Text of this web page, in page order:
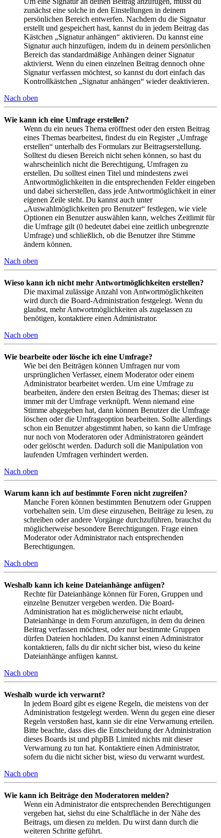
zunächst eine solche in den Einstellungen in deinem
persönlichen Bereich entwerfen. Nachdem du die Signatur
erstellt und gespeichert hast, kannst du in jedem Beitrag das
Kästchen „Signatur anhängen“ aktivieren. Du kannst eine
Signatur auch hinzufügen, indem du in deinem persönlichen
Bereich das standardmäßige Anhängen deiner Signatur
aktivierst. Wenn du einen einzelnen Beitrag dennoch ohne
Signatur verfassen möchtest, so kannst du dort einfach das
Kontrollkästchen „Signatur anhängen“ wieder deaktivieren.
Nach oben
Wie kann ich eine Umfrage erstellen?
Wenn du ein neues Thema eröffnest oder den ersten Beitrag
eines Themas bearbeitest, findest du ein Register „Umfrage
erstellen“ unterhalb des Formulars zur Beitragserstellung.
Solltest du diesen Bereich nicht sehen können, so hast du
wahrscheinlich nicht die Berechtigung, Umfragen zu
erstellen. Du solltest einen Titel und mindestens zwei
Antwortmöglichkeiten in die entsprechenden Felder eingeben
und dabei sicherstellen, dass jede Antwortmöglichkeit in einer
eigenen Zeile steht. Du kannst auch unter
„Auswahlmöglichkeiten pro Benutzer“ festlegen, wie viele
Optionen ein Benutzer auswählen kann, welches Zeitlimit für
die Umfrage gilt (0 bedeutet dabei eine zeitlich unbegrenzte
Umfrage) und schließlich, ob die Benutzer ihre Stimme
ändern können.
Nach oben
Wieso kann ich nicht mehr Antwortmöglichkeiten erstellen?
Die maximal zulässige Anzahl von Antwortmöglichkeiten
wird durch die Board-Administration festgelegt. Wenn du
glaubst, mehr Antwortmöglichkeiten als zugelassen zu
benötigen, kontaktiere einen Administrator.
Nach oben
Wie bearbeite oder lösche ich eine Umfrage?
Wie bei den Beiträgen können Umfragen nur vom
ursprünglichen Verfasser, einem Moderator oder einem
Administrator bearbeitet werden. Um eine Umfrage zu
bearbeiten, ändere den ersten Beitrag des Themas; dieser ist
immer mit der Umfrage verknüpft. Wenn niemand eine
Stimme abgegeben hat, dann können Benutzer die Umfrage
löschen oder die Umfrageoption bearbeiten. Sollte allerdings
schon ein Benutzer abgestimmt haben, so kann die Umfrage
nur noch von Moderatoren oder Administratoren geändert
oder gelöscht werden. Dadurch soll die Manipulation von
laufenden Umfragen verhindert werden.
Nach oben
Warum kann ich auf bestimmte Foren nicht zugreifen?
Manche Foren können bestimmten Benutzern oder Gruppen
vorbehalten sein. Um diese einzusehen, Beiträge zu lesen, zu
schreiben oder andere Vorgänge durchzuführen, brauchst du
möglicherweise besondere Berechtigungen. Frage einen
Moderator oder Administrator nach entsprechenden
Berechtigungen.
Nach oben
Weshalb kann ich keine Dateianhänge anfügen?
Rechte für Dateianhänge können für Foren, Gruppen und
einzelne Benutzer vergeben werden. Die Board-
Administration hat es möglicherweise nicht erlaubt,
Dateianhänge in dem Forum anzufügen, in dem du deinen
Beitrag verfassen möchtest, oder nur bestimmte Gruppen
dürfen Dateien hochladen. Du kannst einen Administrator
kontaktieren, falls du dir nicht sicher bist, wieso du keine
Dateianhänge anfügen kannst.
Nach oben
Weshalb wurde ich verwarnt?
In jedem Board gibt es eigene Regeln, die meistens von der
Administration festgelegt werden. Wenn du gegen eine dieser
Regeln verstoßen hast, kann sie dir eine Verwarnung erteilen.
Bitte beachte, dass dies die Entscheidung der Administration
dieses Boards ist und phpBB Limited nichts mit dieser
Verwarnung zu tun hat. Kontaktiere einen Administrator,
sofern du die nicht sicher bist, wieso du verwarnt wurdest.
Nach oben
Wie kann ich Beiträge den Moderatoren melden?
Wenn ein Administrator die entsprechenden Berechtigungen
vergeben hat, siehst du eine Schaltfläche in der Nähe des
Beitrags, um diesen zu melden. Du wirst dann durch die
weiteren Schritte geführt.